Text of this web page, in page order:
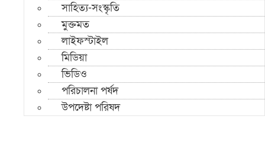
সাহিত্য-সংস্কৃতি
মুক্তমত
লাইফস্টাইল
মিডিয়া
ভিডিও
পরিচালনা পর্ষদ
উপদেষ্টা পরিষদ